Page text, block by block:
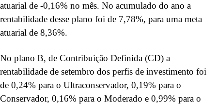
atuarial de -0,16% no mês. No acumulado do ano a
rentabilidade desse plano foi de 7,78%, para uma meta
atuarial de 8,36%.
No plano B, de Contribuição Definida (CD) a
rentabilidade de setembro dos perfis de investimento foi
de 0,24% para o Ultraconservador, 0,19% para o
Conservador, 0,16% para o Moderado e 0,99% para o